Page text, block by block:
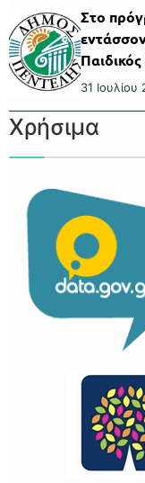
Στο
31 Ιουλίου
Χρήσιμα